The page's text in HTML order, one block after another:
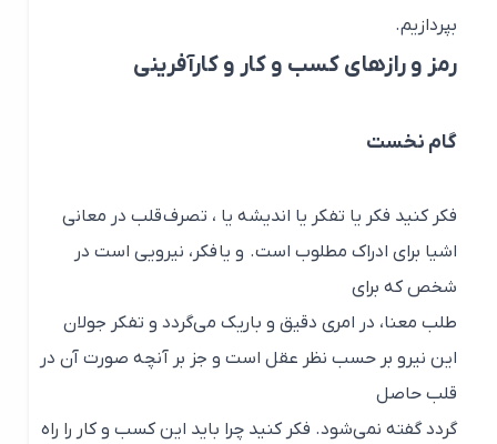
بپردازیم.
رمز و رازهای کسب و کار و کارآفرینی
گام نخست
فکر کنید فکر یا تفکر یا اندیشه یا ‌‌‌‌‌، تصرف قلب در معانی
اشیا برای ادراک مطلوب است. و یا فکر، نیرویی است در
شخص که برای
طلب معنا، در امری دقیق و باریک می‌گردد و تفکر جولان
این نیرو بر حسب نظر عقل است و جز بر آنچه صورت آن در
قلب حاصل
گردد گفته نمی‌شود. فکر کنید چرا باید این کسب و کار را راه